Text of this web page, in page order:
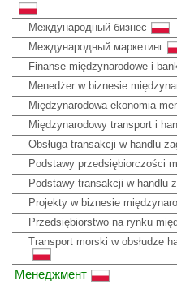
Международный бизнес
Международный маркетинг
Finanse międzynarodowe i
Menedżer w biznesie
Międzynarodowa ekonomia
Międzynarodowy transport i
Obsługa transakcji w handlu
Podstawy przedsiębiorczości
Podstawy transakcji w handlu
Projekty w biznesie
Przedsiębiorstwo na rynku
Transport morski w obsłudze
Менеджмент